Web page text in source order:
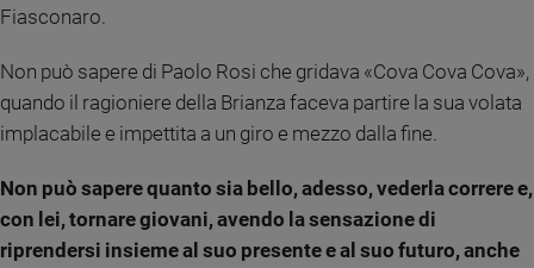
e
streaming
Libri
Arte
Famiglia
Fiasconaro.
Non può sapere di Paolo Rosi che gridava «Cova Cova Cova»,
quando il ragioniere della Brianza faceva partire la sua volata
implacabile e impettita a un giro e mezzo dalla fine.
Non può sapere quanto sia bello, adesso, vederla correre e,
con lei, tornare giovani, avendo la sensazione di
riprendersi insieme al suo presente e al suo futuro, anche